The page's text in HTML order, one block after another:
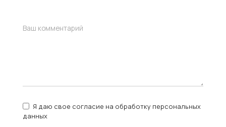
Я даю свое согласие на обработку персональных
данных